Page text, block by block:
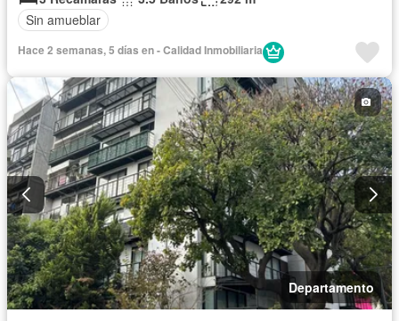
Sin amueblar
Hace 2 semanas, 5 días en - Calidad Inmobiliaria
Departamento